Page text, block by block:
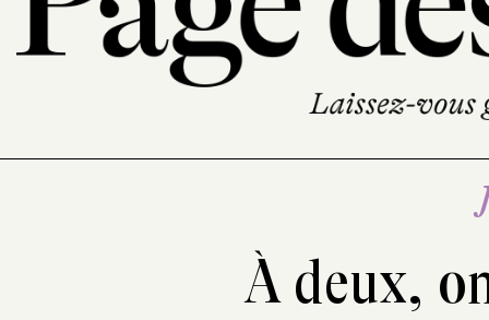
À deux,